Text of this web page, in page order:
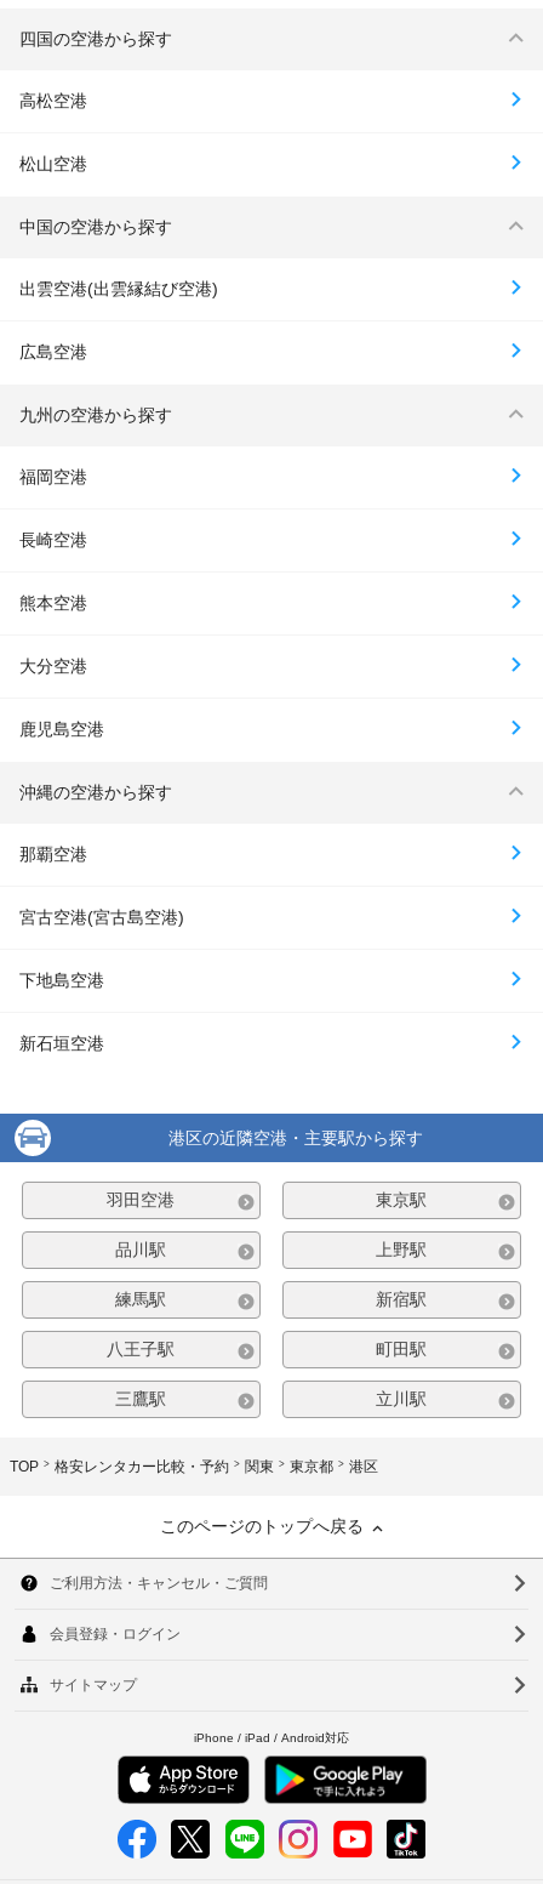
四国の空港から探す
高松空港
松山空港
中国の空港から探す
出雲空港(出雲縁結び空港)
広島空港
九州の空港から探す
福岡空港
長崎空港
熊本空港
大分空港
鹿児島空港
沖縄の空港から探す
那覇空港
宮古空港(宮古島空港)
下地島空港
新石垣空港
港区の近隣空港・主要駅から探す
羽田空港 東京駅
品川駅 上野駅
練馬駅 新宿駅
八王子駅 町田駅
三鷹駅 立川駅
TOP 格安レンタカー比較・予約 関東 東京都 港区
このページのトップへ戻る